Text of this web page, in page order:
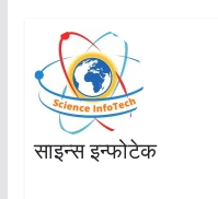
साइन्स इन्फोटेक